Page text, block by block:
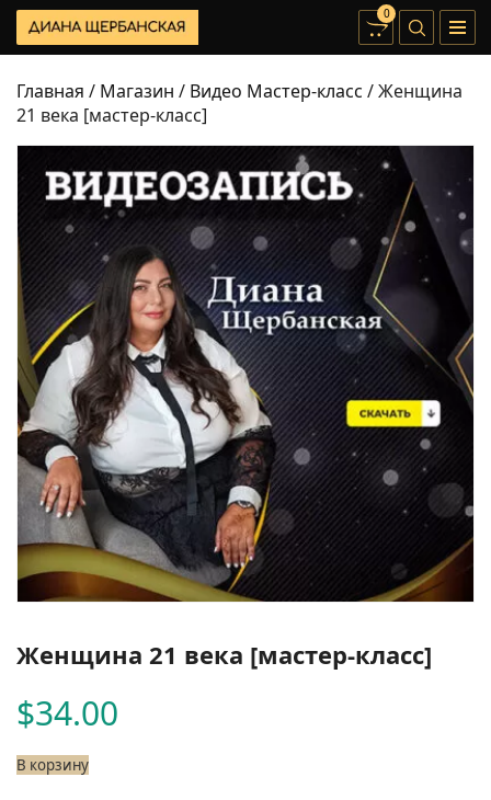
0
Главная / Магазин / Видео Мастер-класс / Женщина
21 века [мастер-класс]
Женщина 21 века [мастер-класс]
$34.00
Количество
В корзину